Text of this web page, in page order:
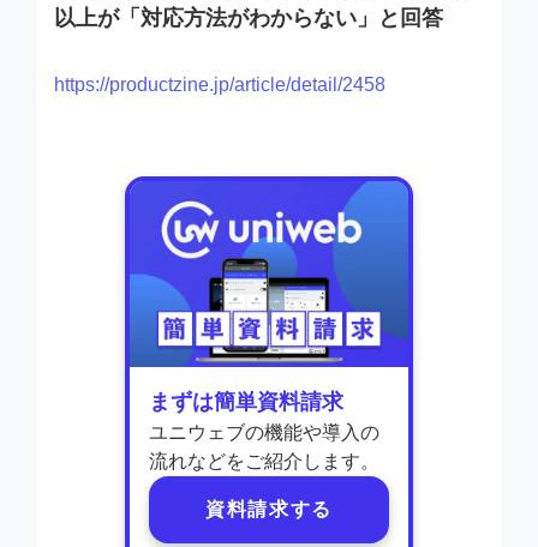
以上が「対応方法がわからない」と回答
https://productzine.jp/article/detail/2458
まずは簡単資料請求
ユニウェブの機能や導入の
流れなどをご紹介します。
資料請求する